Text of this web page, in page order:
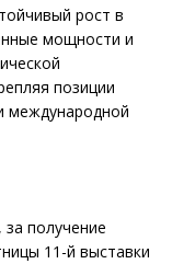
рост в
мощности и
позиции
международной
получение
11-й выставки